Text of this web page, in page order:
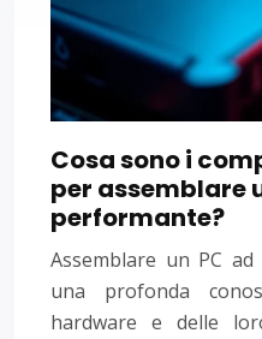
Cosa sono i
per assemblare
performante?
Assemblare un PC
una profonda
hardware e delle